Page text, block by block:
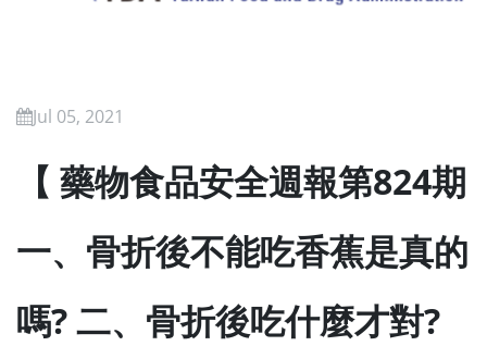
Jul 05, 2021
【 藥物食品安全週報第824期
一、骨折後不能吃香蕉是真的
嗎? 二、骨折後吃什麼才對?